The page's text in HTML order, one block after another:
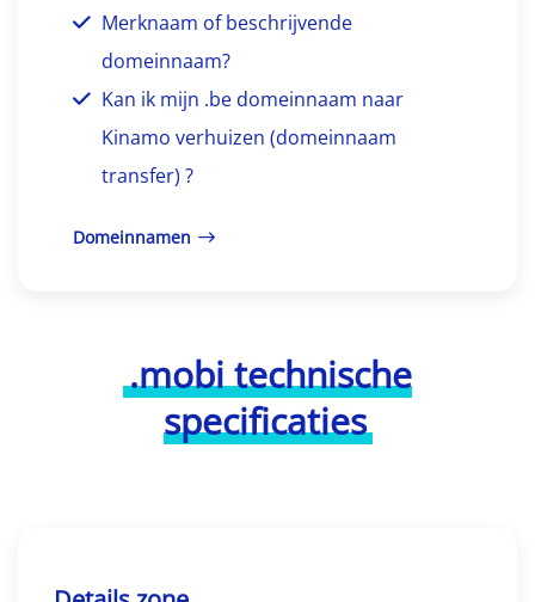
Merknaam of beschrijvende
domeinnaam?
Kan ik mijn .be domeinnaam naar
Kinamo verhuizen (domeinnaam
transfer) ?
Domeinnamen
.mobi technische
specificaties